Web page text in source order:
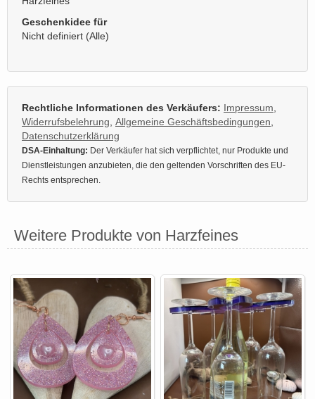
Geschenkidee für
Nicht definiert (Alle)
Rechtliche Informationen des Verkäufers: Impressum
Widerrufsbelehrung Allgemeine Geschäftsbedingungen
Datenschutzerklärung
DSA-Einhaltung: Der Verkäufer hat sich verpflichtet, nur Produkte und
Dienstleistungen anzubieten, die den geltenden Vorschriften des EU-
Rechts entsprechen.
Weitere Produkte von Harzfeines